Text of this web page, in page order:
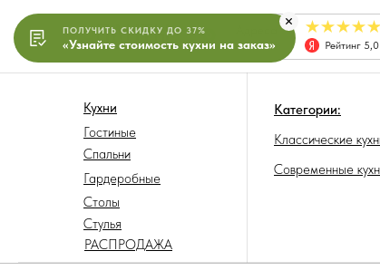
Рейтинг 5,0
салонов
Столы
Стулья
РАСПРОДАЖА
Гардеробные
Спальни
Гостиные
Кухни
Современные
Классические
Категории:
ПОЛУЧИТЬ СКИДКУ ДО 37%
«Узнайте стоимость кухни на заказ»